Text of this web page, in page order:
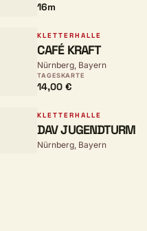
16m
KLETTERHALLE
CAFÉ KRAFT
Nürnberg, Bayern
TAGESKARTE
14,00 €
KLETTERHALLE
DAV JUGENDTURM
Nürnberg, Bayern